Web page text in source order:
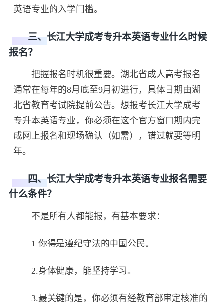
英语专业的入学门槛。
三、长江大学成考专升本英语专业什么时候
报名？
把握报名时机很重要。湖北省成人高考报名
通常在每年的8月底至9月初进行，具体日期由湖
北省教育考试院提前公告。想报考长江大学成考
专升本英语专业，你必须在这个官方窗口期内完
成网上报名和现场确认（如需），错过就要等明
年。
四、长江大学成考专升本英语专业报名需要
什么条件？
不是所有人都能报，有基本要求：
1.你得是遵纪守法的中国公民。
2.身体健康，能坚持学习。
3.最关键的是，你必须有经教育部审定核准的